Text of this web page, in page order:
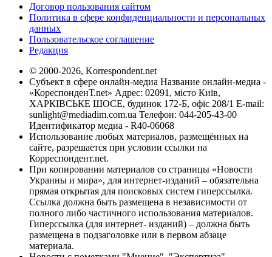
Договор пользования сайтом
Политика в сфере конфиденциальности и персональных
данных
Пользовательское соглашение
Редакция
© 2000-2026, Korrespondent.net
Субъект в сфере онлайн-медиа Название онлайн-медиа -
«КореспонденТ.net» Адрес: 02091, місто Київ,
ХАРКІВСЬКЕ ШОСЕ, будинок 172-Б, офіс 208/1 E-mail:
sunlight@mediadim.com.ua Телефон: 044-205-43-00
Идентификатор медиа - R40-06068
Использование любых материалов, размещённых на
сайте, разрешается при условии ссылки на
Корреспондент.net.
При копировании материалов со страницы «Новости
Украины и мира», для интернет-изданий – обязательна
прямая открытая для поисковых систем гиперссылка.
Ссылка должна быть размещена в независимости от
полного либо частичного использования материалов.
Гиперссылка (для интернет- изданий) – должна быть
размещена в подзаголовке или в первом абзаце
материала.